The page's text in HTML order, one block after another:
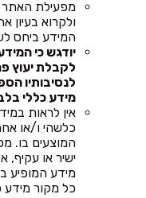
מפעילת האתר
ולקרוא
המידע ביחס
יודגש כי
לקבלת יעוץ
לנסיבותיו
מידע כללי
אין לראות
כלשהי ו/או
המוצעים בו.
ישיר או
מידע המופיע
כל מקור מידע